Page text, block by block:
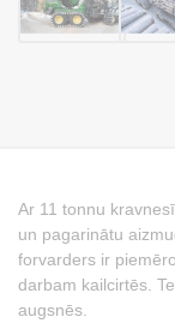
Ar 11 tonnu
un pagarinātu
forvarders ir
darbam kailcirtēs.
augsnēs.